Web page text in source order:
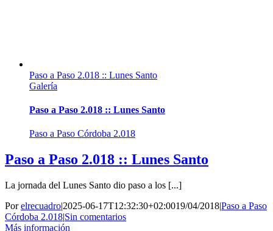
Paso a Paso 2.018 :: Lunes Santo
Galería
Paso a Paso 2.018 :: Lunes Santo
Paso a Paso Córdoba 2.018
Paso a Paso 2.018 :: Lunes Santo
La jornada del Lunes Santo dio paso a los [...]
Porelrecuadro|2025-06-17T12:32:30+02:0019/04/2018|Paso a Paso
Córdoba 2.018|Sin comentarios
Más información